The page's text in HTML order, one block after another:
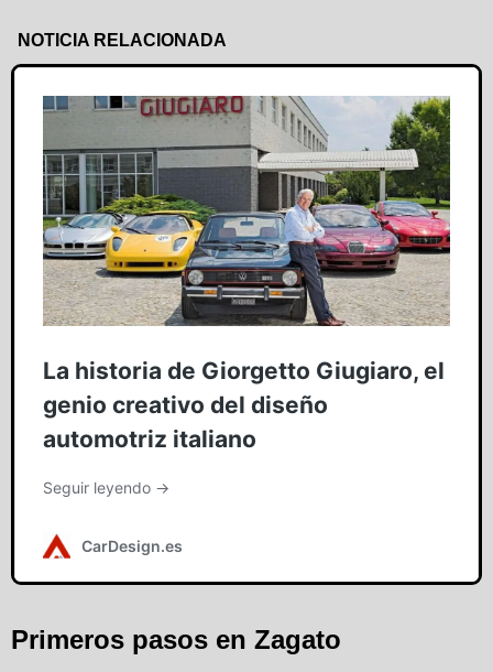
NOTICIA RELACIONADA
Primeros pasos en Zagato